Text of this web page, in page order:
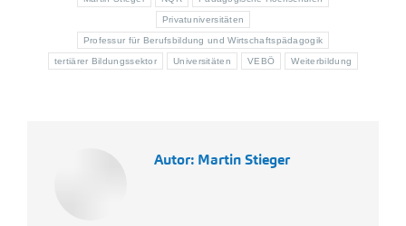
Privatuniversitäten
Professur für Berufsbildung und Wirtschaftspädagogik
tertiärer Bildungssektor Universitäten VEBÖ Weiterbildung
Autor: Martin Stieger